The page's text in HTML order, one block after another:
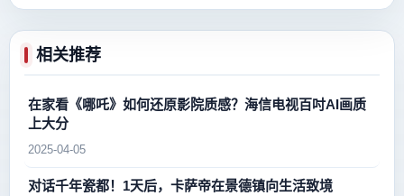
相关推荐
在家看《哪吒》如何还原影院质感？海信电视百吋AI画质
上大分
2025-04-05
对话千年瓷都！1天后，卡萨帝在景德镇向生活致境